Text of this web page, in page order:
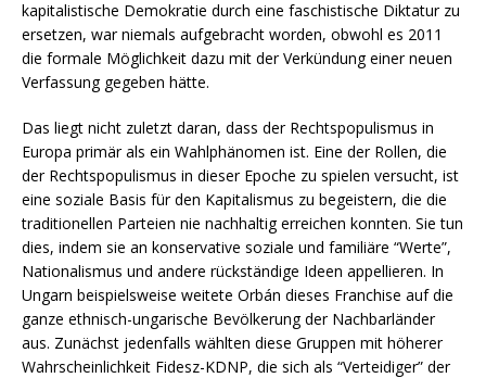
kapitalistische Demokratie durch eine faschistische Diktatur zu
ersetzen, war niemals aufgebracht worden, obwohl es 2011
die formale Möglichkeit dazu mit der Verkündung einer neuen
Verfassung gegeben hätte.
Das liegt nicht zuletzt daran, dass der Rechtspopulismus in
Europa primär als ein Wahlphänomen ist. Eine der Rollen, die
der Rechtspopulismus in dieser Epoche zu spielen versucht, ist
eine soziale Basis für den Kapitalismus zu begeistern, die die
traditionellen Parteien nie nachhaltig erreichen konnten. Sie tun
dies, indem sie an konservative soziale und familiäre “Werte”,
Nationalismus und andere rückständige Ideen appellieren. In
Ungarn beispielsweise weitete Orbán dieses Franchise auf die
ganze ethnisch-ungarische Bevölkerung der Nachbarländer
aus. Zunächst jedenfalls wählten diese Gruppen mit höherer
Wahrscheinlichkeit Fidesz-KDNP, die sich als “Verteidiger” der